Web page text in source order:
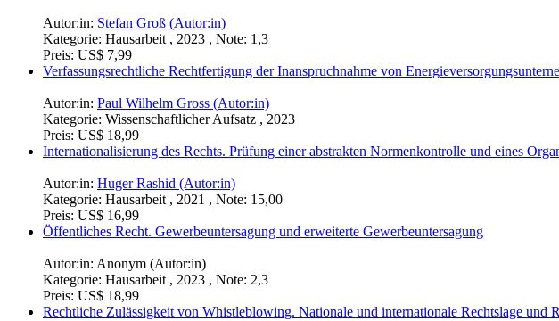
Autor:in: Stefan Groß (Autor:in)
Kategorie: Hausarbeit , 2023 , Note: 1,3
Preis: US$ 7,99
Verfassungsrechtliche Rechtfertigung der Inanspruchnahme von
Autor:in: Paul Wilhelm Gross (Autor:in)
Kategorie: Wissenschaftlicher Aufsatz , 2023
Preis: US$ 18,99
Internationalisierung des Rechts. Prüfung einer abstrakten Normenkontrolle und eines
Autor:in: Huger Rashid (Autor:in)
Kategorie: Hausarbeit , 2021 , Note: 15,00
Preis: US$ 16,99
Öffentliches Recht. Gewerbeuntersagung und erweiterte Gewerbeuntersagung
Autor:in: Anonym (Autor:in)
Kategorie: Hausarbeit , 2023 , Note: 2,3
Preis: US$ 18,99
Rechtliche Zulässigkeit von Whistleblowing. Nationale und internationale Rechtslage und